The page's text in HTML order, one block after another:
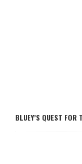
BLUEY’S QUEST FOR